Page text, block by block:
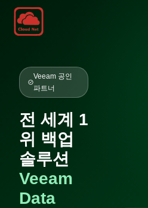
Veeam 공인
파트너
전 세계 1
위 백업
솔루션
Veeam
Data